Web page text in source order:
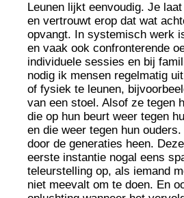
Leunen lijkt eenvoudig. Je
en vertrouwt erop dat wat
opvangt. In systemisch werk
en vaak ook confronterende
individuele sessies en bij
nodig ik mensen regelmatig
of fysiek te leunen,
van een stoel. Alsof ze tegen
die op hun beurt weer tegen
en die weer tegen hun
door de generaties heen.
eerste instantie nogal eens
teleurstelling op, als iemand
niet meevalt om te doen. En